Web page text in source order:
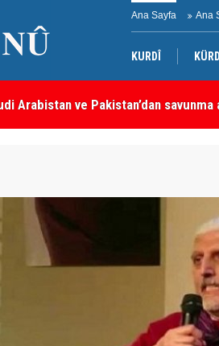
Ana Sayfa Ana
KURDÎ
Peşmerge, Washington'ın